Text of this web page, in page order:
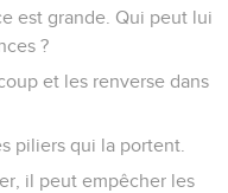
est grande. Qui peut lui
?
et les renverse dans
piliers qui la portent.
il peut empêcher les